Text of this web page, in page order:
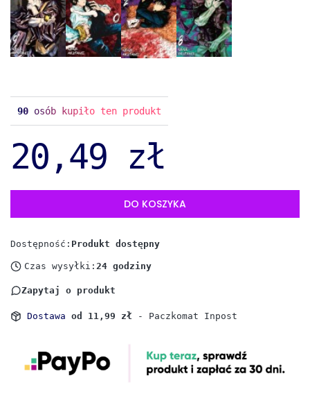
90 osób kupiło ten produkt
20,49 zł
DO KOSZYKA
Dostępność: Produkt dostępny
Czas wysyłki: 24 godziny
Zapytaj o produkt
Dostawa od 11,99 zł - Paczkomat Inpost